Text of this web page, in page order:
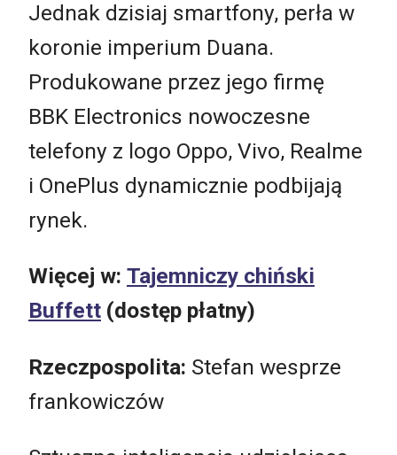
Jednak dzisiaj smartfony, perła w
koronie imperium Duana.
Produkowane przez jego firmę
BBK Electronics nowoczesne
telefony z logo Oppo, Vivo, Realme
i OnePlus dynamicznie podbijają
rynek.
Więcej w: Tajemniczy chiński
Buffett (dostęp płatny)
Rzeczpospolita: Stefan wesprze
frankowiczów